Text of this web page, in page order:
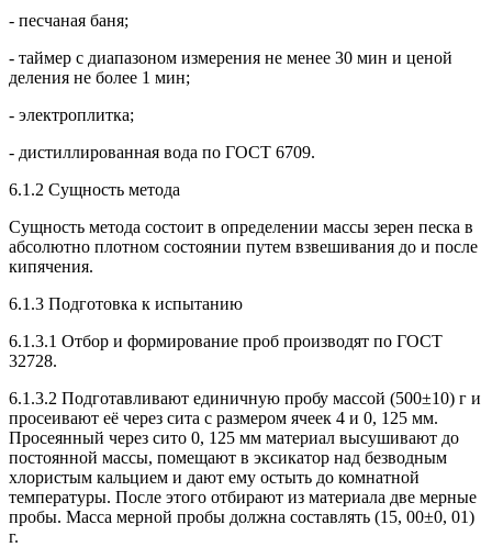
- песчаная баня;
- таймер с диапазоном измерения не менее 30 мин и ценой
деления не более 1 мин;
- электроплитка;
- дистиллированная вода по ГОСТ 6709.
6.1.2 Сущность метода
Сущность метода состоит в определении массы зерен песка в
абсолютно плотном состоянии путем взвешивания до и после
кипячения.
6.1.3 Подготовка к испытанию
6.1.3.1 Отбор и формирование проб производят по ГОСТ
32728.
6.1.3.2 Подготавливают единичную пробу массой (500±10) г и
просеивают её через сита с размером ячеек 4 и 0, 125 мм.
Просеянный через сито 0, 125 мм материал высушивают до
постоянной массы, помещают в эксикатор над безводным
хлористым кальцием и дают ему остыть до комнатной
температуры. После этого отбирают из материала две мерные
пробы. Масса мерной пробы должна составлять (15, 00±0, 01)
г.